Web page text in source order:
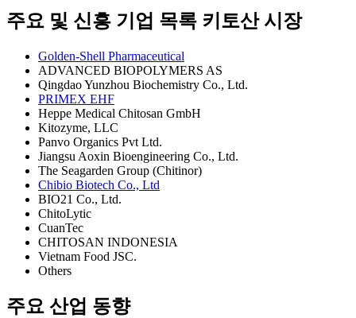
주요 및 신흥 기업 목록 키토산 시장
Golden-Shell Pharmaceutical
ADVANCED BIOPOLYMERS AS
Qingdao Yunzhou Biochemistry Co., Ltd.
PRIMEX EHF
Heppe Medical Chitosan GmbH
Kitozyme, LLC
Panvo Organics Pvt Ltd.
Jiangsu Aoxin Bioengineering Co., Ltd.
The Seagarden Group (Chitinor)
Chibio Biotech Co., Ltd
BIO21 Co., Ltd.
ChitoLytic
CuanTec
CHITOSAN INDONESIA
Vietnam Food JSC.
Others
주요 산업 동향